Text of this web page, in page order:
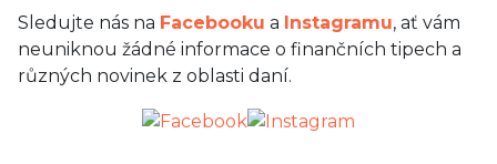
Sledujte nás na Facebooku a Instagramu, ať vám
neuniknou žádné informace o finančních tipech a
různých novinek z oblasti daní.